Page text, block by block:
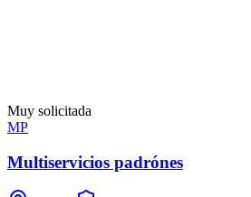
Muy solicitada
MP
Multiservicios padrónes